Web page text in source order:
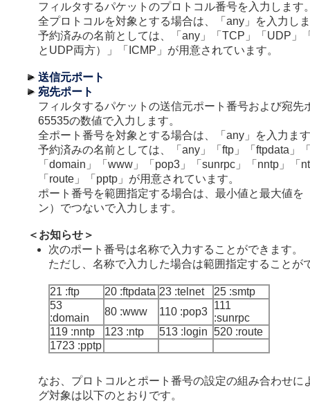
フィルタするパケットのプロトコル番号を入力します
全プロトコルを対象とする場合は、「any」を入力し
予約済みの名前としては、「any」「TCP」「UDP」
とUDP両方）」「ICMP」が用意されています。
送信元ポート
宛先ポート
フィルタするパケットの送信元ポート番号および宛先
65535の数値で入力します。
全ポート番号を対象とする場合は、「any」を入力ま
予約済みの名前としては、「any」「ftp」「ftpdata」
「domain」「www」「pop3」「sunrpc」「nntp」「
「route」「pptp」が用意されています。
ポート番号を範囲指定する場合は、最小値と最大値を
ン）でつないで入力します。
＜お知らせ＞
次のポート番号は名称で入力することができます。
ただし、名称で入力した場合は範囲指定することが
21 :ftp 20 :ftpdata 23 :telnet
25 :smtp
53
:domain
80 :www 110 :pop3
111
:sunrpc
119 :nntp
123 :ntp 513 :login 520 :route
1723 :pptp
なお、プロトコルとポート番号の設定の組み合わせに
グ対象は以下のとおりです。